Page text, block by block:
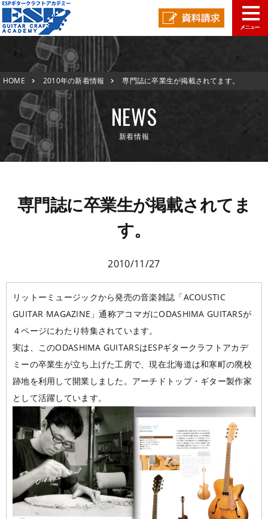
学校概要
メッセージ ESPヒストリー 学校の特長
学科コース
学科・コース紹介
入学案内
募集要項 学費について
よくある質問
就職進路指導
イベント 学生作品 来校アーティスト
アーティストメッセージ
各校紹介
お問い合わせ
HOME 2010年の新着情報 専門誌に卒業生が掲載されてます。
NEWS
新着情報
専門誌に卒業生が掲載されてま
す。
2010/11/27
リットーミュージックから発売の音楽雑誌「ACOUSTIC
GUITAR MAGAZINE」通称アコマガにODASHIMA GUITARSが
４ページにわたり特集されています。
実は、このODASHIMA GUITARSはESPギタークラフトアカデ
ミーの卒業生が立ち上げた工房で、現在北海道は和寒町の廃校
跡地を利用して開業しました。アーチドトップ・ギター製作家
として活躍しています。